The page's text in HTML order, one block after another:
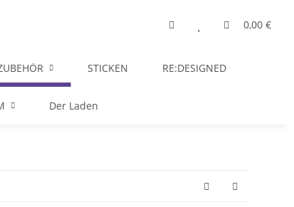
0,00 €
STICKEN RE:DESIGNED
Der Laden